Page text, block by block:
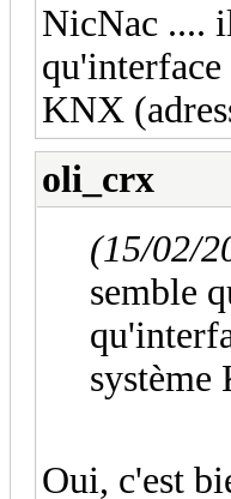
NicNac ....
qu'interface
KNX
oli_crx
(15/02/
semble
système
Oui, c'est